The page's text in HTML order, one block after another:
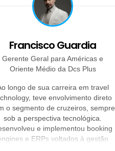
Francisco Guardia
Gerente Geral para Américas e
Oriente Médio da Dcs Plus
longo de sua carreira em travel
teve envolvimento direto
o segmento de cruzeiros, sempre
sob a perspectiva tecnológica.
e implementou booking
e ERPs voltados à gestão